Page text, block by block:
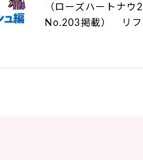
（ローズハートナウ
No.203掲載） リフ